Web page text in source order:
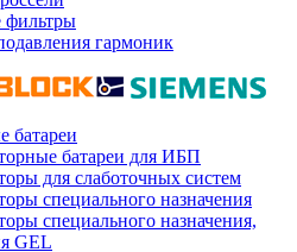
гармоник
батареи
батареи для ИБП
для слаботочных систем
специального назначения
специального назначения,
GEL